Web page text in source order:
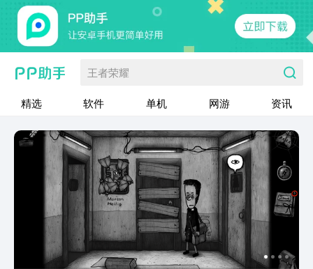
王者荣耀
精选 软件 单机 网游 资讯